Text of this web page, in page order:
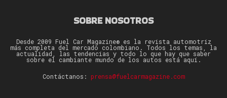
SOBRE NOSOTROS
Desde 2009 Fuel Car Magazine® es la revista automotriz
más completa del mercado colombiano. Todos los temas, la
actualidad, las tendencias y todo lo que hay que saber
sobre el cambiante mundo de los autos está aquí.
Contáctanos: prensa@fuelcarmagazine.com